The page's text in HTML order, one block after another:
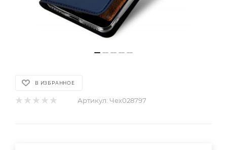
В ИЗБРАННОЕ
Артикул: Чех028797